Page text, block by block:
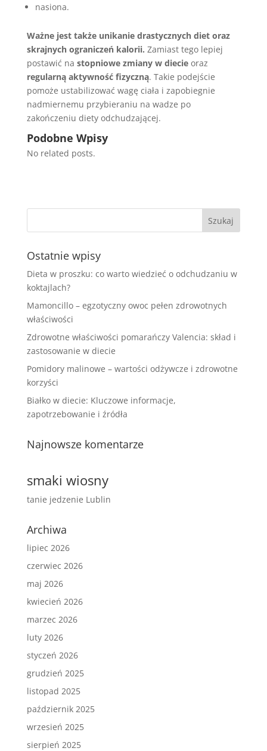
nasiona.
Ważne jest także unikanie drastycznych diet oraz
skrajnych ograniczeń kalorii. Zamiast tego lepiej
postawić na stopniowe zmiany w diecieoraz
regularną aktywność fizyczną. Takie podejście
pomoże ustabilizować wagę ciała i zapobiegnie
nadmiernemu przybieraniu na wadze po
zakończeniu diety odchudzającej.
Podobne Wpisy
No related posts.
Ostatnie wpisy
Dieta w proszku: co warto wiedzieć o odchudzaniu w
koktajlach?
Mamoncillo – egzotyczny owoc pełen zdrowotnych
właściwości
Zdrowotne właściwości pomarańczy Valencia: skład i
zastosowanie w diecie
Pomidory malinowe – wartości odżywcze i zdrowotne
korzyści
Białko w diecie: Kluczowe informacje,
zapotrzebowanie i źródła
Najnowsze komentarze
smaki wiosny
tanie jedzenie Lublin
Archiwa
lipiec 2026
czerwiec 2026
maj 2026
kwiecień 2026
marzec 2026
luty 2026
styczeń 2026
grudzień 2025
listopad 2025
październik 2025
wrzesień 2025
sierpień 2025